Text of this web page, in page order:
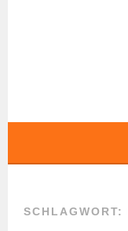
SCHLAGWORT: